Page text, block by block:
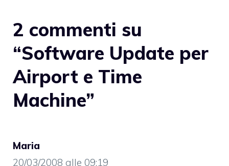
2 commenti su
“Software Update per
Airport e Time
Machine”
Maria
20/03/2008 alle 09:19